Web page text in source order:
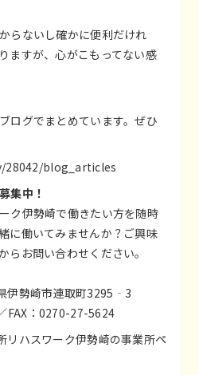
らないし確かに便利だけれ
ますが、心がこもってない感
ログでまとめています。ぜひ
blog_articles
集中！
ク伊勢崎で働きたい方を随時
に働いてみませんか？ご興味
らお問い合わせください。
伊勢崎市連取町3295‐3
：0270-27-5624
ハスワーク伊勢崎の事業所ペ